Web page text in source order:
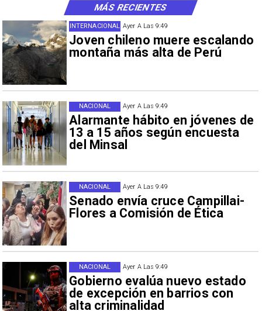
Ayer A Las 9:49
Joven chileno muere escalando
montaña más alta de Perú
INTERNACIONAL
Ayer A Las 9:49
Alarmante hábito en jóvenes de
13 a 15 años según encuesta
del Minsal
NACIONAL
Ayer A Las 9:49
Senado envía cruce Campillai-
Flores a Comisión de Ética
NACIONAL
Ayer A Las 9:49
Gobierno evalúa nuevo estado
de excepción en barrios con
alta criminalidad
NACIONAL
MÁS RECIENTES